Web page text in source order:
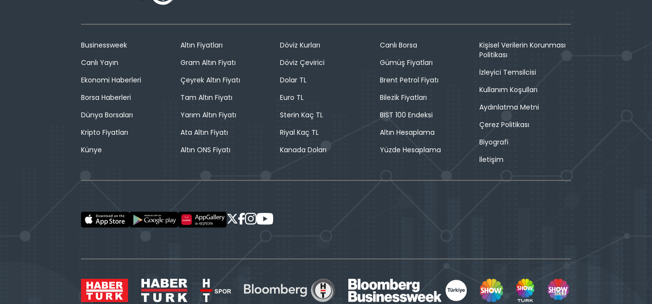
Businessweek
Canlı Yayın
Ekonomi Haberleri
Borsa Haberleri
Dünya Borsaları
Kripto Fiyatları
Künye
Altın Fiyatları
Gram Altın Fiyatı
Çeyrek Altın Fiyatı
Tam Altın Fiyatı
Yarım Altın Fiyatı
Ata Altın Fiyatı
Altın ONS Fiyatı
Döviz Kurları
Döviz Çevirici
Dolar TL
Euro TL
Sterin Kaç TL
Riyal Kaç TL
Kanada Doları
Canlı Borsa
Gümüş Fiyatları
Brent Petrol Fiyatı
Bilezik Fiyatları
BIST 100 Endeksi
Altın Hesaplama
Yüzde Hesaplama
Kişisel Verilerin Korunması
Politikası
İzleyici Temsilcisi
Kullanım Koşulları
Aydınlatma Metni
Çerez Politikası
Biyografi
İletişim